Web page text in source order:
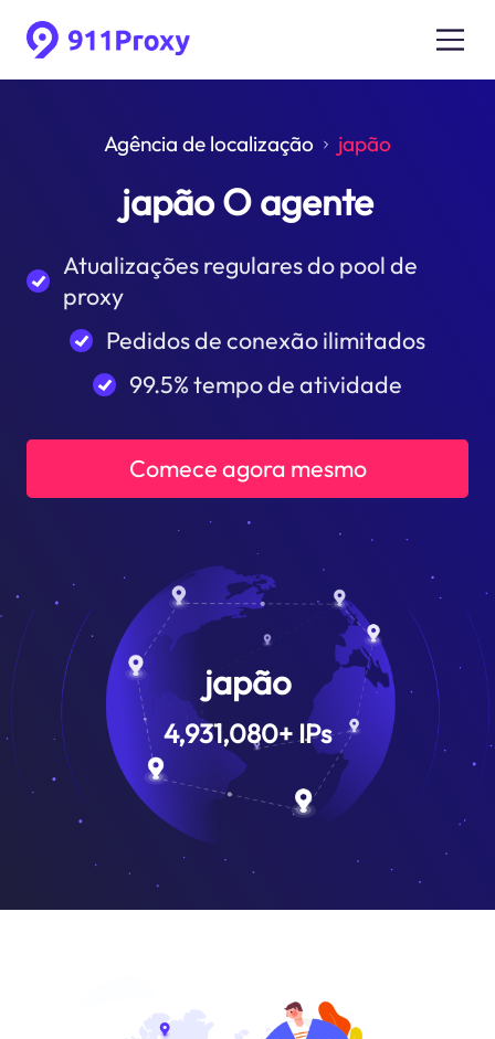
Agência de localização japão
japão O agente
Atualizações regulares do pool de
proxy
Pedidos de conexão ilimitados
99.5% tempo de atividade
Comece agora mesmo
japão
4,931,080+IPs